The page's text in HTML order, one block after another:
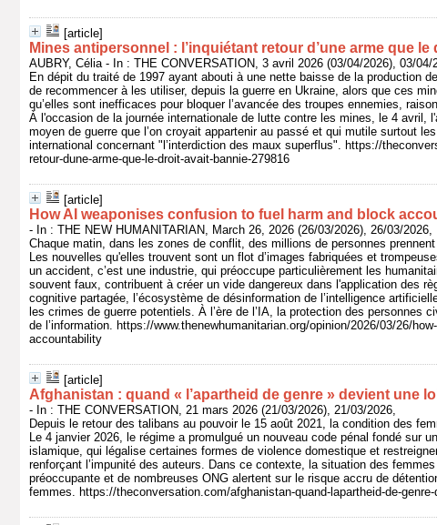
[article]
Mines antipersonnel : l’inquiétant retour d’une arme que
AUBRY, Célia - In : THE CONVERSATION, 3 avril 2026 (03/04/2026), 03/04/
En dépit du traité de 1997 ayant abouti à une nette baisse de la production
de recommencer à les utiliser, depuis la guerre en Ukraine, alors que ces
qu’elles sont inefficaces pour bloquer l’avancée des troupes ennemies,
À l'occasion de la journée internationale de lutte contre les mines, le 4 avril,
moyen de guerre que l’on croyait appartenir au passé et qui mutile surtout
international concernant "l’interdiction des maux superflus". https://
retour-dune-arme-que-le-droit-avait-bannie-279816
[article]
How AI weaponises confusion to fuel harm and block
- In : THE NEW HUMANITARIAN, March 26, 2026 (26/03/2026), 26/03/2026,
Chaque matin, dans les zones de conflit, des millions de personnes
Les nouvelles qu'elles trouvent sont un flot d’images fabriquées et
un accident, c’est une industrie, qui préoccupe particulièrement les
souvent faux, contribuent à créer un vide dangereux dans l'application des
cognitive partagée, l’écosystème de désinformation de l’intelligence
les crimes de guerre potentiels. À l’ère de l’IA, la protection des personnes
de l’information. https://www.thenewhumanitarian.org/opinion/2026/03/26/
accountability
[article]
Afghanistan : quand « l’apartheid de genre » devient une
- In : THE CONVERSATION, 21 mars 2026 (21/03/2026), 21/03/2026,
Depuis le retour des talibans au pouvoir le 15 août 2021, la condition des
Le 4 janvier 2026, le régime a promulgué un nouveau code pénal fondé sur
islamique, qui légalise certaines formes de violence domestique et
renforçant l’impunité des auteurs. Dans ce contexte, la situation des
préoccupante et de nombreuses ONG alertent sur le risque accru de
femmes. https://theconversation.com/afghanistan-quand-lapartheid-de-